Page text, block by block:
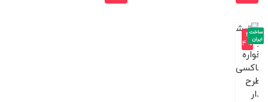
-4
4%
ساخت
ایران